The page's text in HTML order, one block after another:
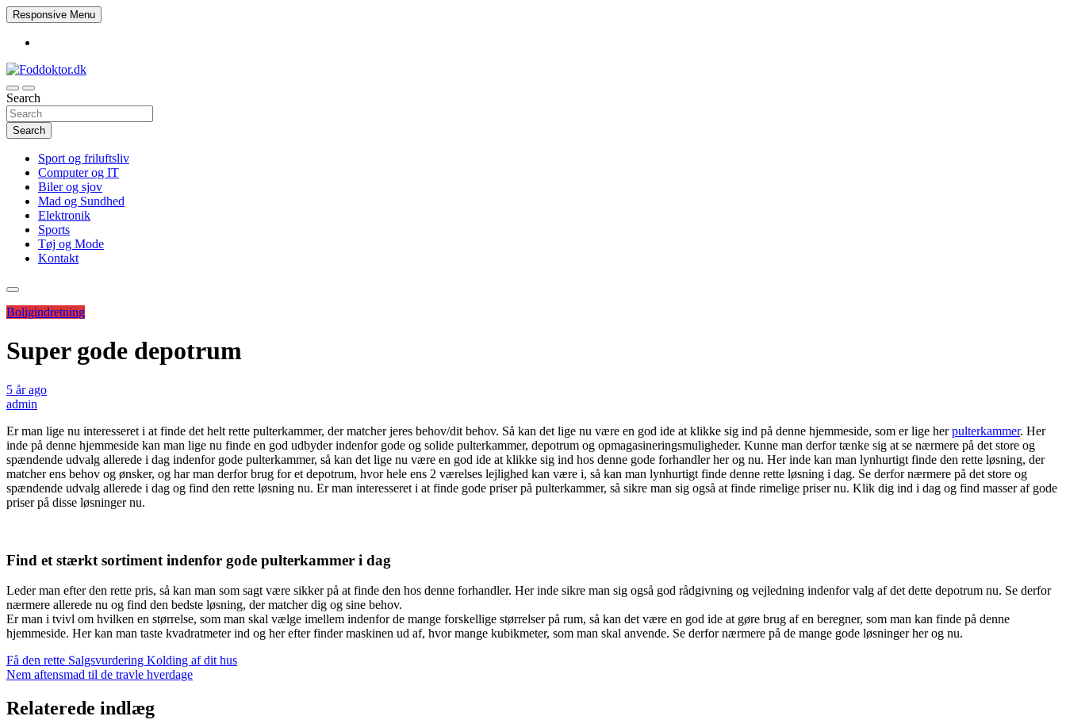
Skip
to
content
Responsive Menu
Foddoktor.dk
Search
Search
Sport og friluftsliv
Computer og IT
Biler og sjov
Mad og Sundhed
Elektronik
Sports
Tøj og Mode
Kontakt
Boligindretning
Super gode depotrum
5 år ago
admin
Er man lige nu interesseret i at finde det helt rette pulterkammer, der matcher jeres behov/dit behov. Så kan det lige nu være en god ide at klikke sig ind på denne hjemmeside, som er lige herpulterkammer. Her
inde på denne hjemmeside kan man lige nu finde en god udbyder indenfor gode og solide pulterkammer, depotrum og opmagasineringsmuligheder. Kunne man derfor tænke sig at se nærmere på det store og
spændende udvalg allerede i dag indenfor gode pulterkammer, så kan det lige nu være en god ide at klikke sig ind hos denne gode forhandler her og nu. Her inde kan man lynhurtigt finde den rette løsning, der
matcher ens behov og ønsker, og har man derfor brug for et depotrum, hvor hele ens 2 værelses lejlighed kan være i, så kan man lynhurtigt finde denne rette løsning i dag. Se derfor nærmere på det store og
spændende udvalg allerede i dag og find den rette løsning nu. Er man interesseret i at finde gode priser på pulterkammer, så sikre man sig også at finde rimelige priser nu. Klik dig ind i dag og find masser af gode
priser på disse løsninger nu.
Find et stærkt sortiment indenfor gode pulterkammer i dag
Leder man efter den rette pris, så kan man som sagt være sikker på at finde den hos denne forhandler. Her inde sikre man sig også god rådgivning og vejledning indenfor valg af det dette depotrum nu. Se derfor
nærmere allerede nu og find den bedste løsning, der matcher dig og sine behov.
Er man i tvivl om hvilken en størrelse, som man skal vælge imellem indenfor de mange forskellige størrelser på rum, så kan det være en god ide at gøre brug af en beregner, som man kan finde på denne
hjemmeside. Her kan man taste kvadratmeter ind og her efter finder maskinen ud af, hvor mange kubikmeter, som man skal anvende. Se derfor nærmere på de mange gode løsninger her og nu.
Indlægsnavigation
Få den rette Salgsvurdering Kolding af dit hus
Nem aftensmad til de travle hverdage
Relaterede indlæg